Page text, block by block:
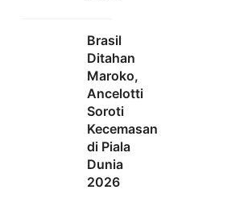
Brasil
Ditahan
Maroko,
Ancelotti
Soroti
Kecemasan
di Piala
Dunia
2026